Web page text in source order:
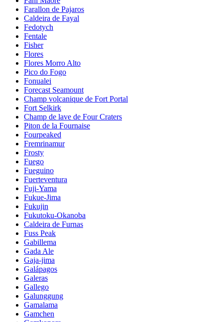
Farallon de Pajaros
Caldeira de Fayal
Fedotych
Fentale
Fisher
Flores
Flores Morro Alto
Pico do Fogo
Fonualei
Forecast Seamount
Champ volcanique de Fort Portal
Fort Selkirk
Champ de lave de Four Craters
Piton de la Fournaise
Fourpeaked
Fremrinamur
Frosty
Fuego
Fueguino
Fuerteventura
Fuji-Yama
Fukue-Jima
Fukujin
Fukutoku-Okanoba
Caldeira de Furnas
Fuss Peak
Gabillema
Gada Ale
Gaja-jima
Galápagos
Galeras
Gallego
Galunggung
Gamalama
Gamchen